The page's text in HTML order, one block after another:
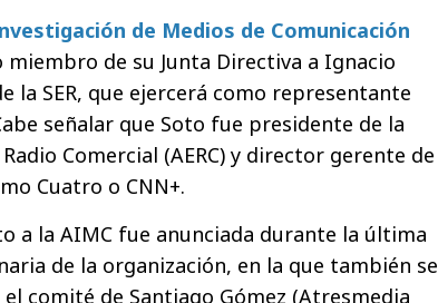
de Medios de Comunicación
de su Junta Directiva a Ignacio
la SER, que ejercerá como representante
señalar que Soto fue presidente de la
Comercial (AERC) y director gerente de
Cuatro o CNN+.
a la AIMC fue anunciada durante la última
de la organización, en la que también se
comité de Santiago Gómez (Atresmedia